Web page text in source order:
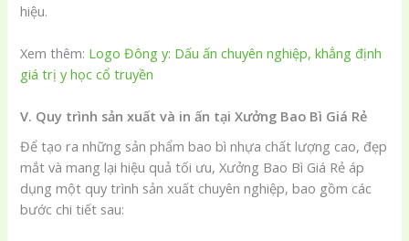
hiệu.
Xem thêm: Logo Đông y: Dấu ấn chuyên nghiệp, khẳng định
giá trị y học cổ truyền
V. Quy trình sản xuất và in ấn tại Xưởng Bao Bì Giá Rẻ
Để tạo ra những sản phẩm bao bì nhựa chất lượng cao, đẹp
mắt và mang lại hiệu quả tối ưu, Xưởng Bao Bì Giá Rẻ áp
dụng một quy trình sản xuất chuyên nghiệp, bao gồm các
bước chi tiết sau: